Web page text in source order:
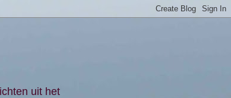
uit het